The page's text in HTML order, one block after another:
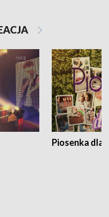
Piosenka dla